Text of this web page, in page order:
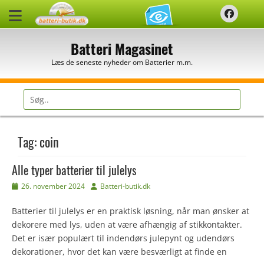
Batteri Magasinet
Læs de seneste nyheder om Batterier m.m.
Søg
efter:
Tag:coin
Alle typer batterier til julelys
Udgivet
26. november 2024 Forfatter
Batteri-butik.dk
Batterier til julelys er en praktisk løsning, når man ønsker at
dekorere med lys, uden at være afhængig af stikkontakter.
Det er især populært til indendørs julepynt og udendørs
dekorationer, hvor det kan være besværligt at finde en